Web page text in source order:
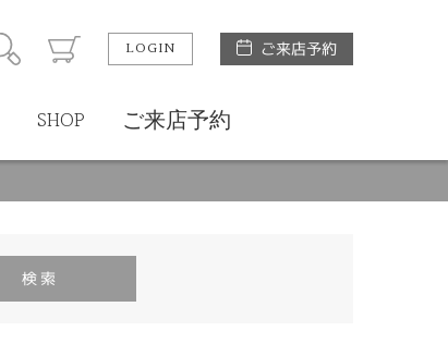
LOGIN ご来店予約
SHOP ご来店予約